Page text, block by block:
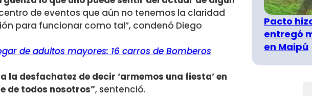
de eventos que aún no tenemos la claridad
para funcionar como tal”, condenó Diego
de adultos mayores: 16 carros de Bomberos
la desfachatez de decir ‘armemos una fiesta’ en
de todos nosotros”, sentenció.
Pacto
entregó
en Maipú